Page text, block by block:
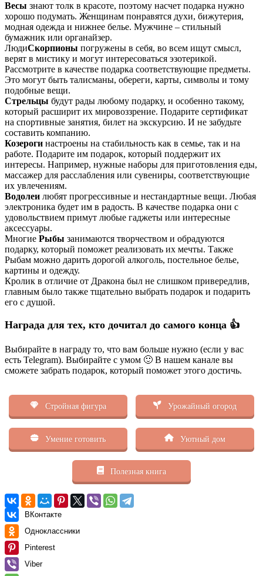
Весы знают толк в красоте, поэтому насчет подарка нужно
хорошо подумать. Женщинам понравятся духи, бижутерия,
модная одежда и нижнее белье. Мужчине – стильный
бумажник или органайзер.
ЛюдиСкорпионы погружены в себя, во всем ищут смысл,
верят в мистику и могут интересоваться эзотерикой.
Рассмотрите в качестве подарка соответствующие предметы.
Это могут быть талисманы, обереги, карты, символы и тому
подобные вещи.
Стрельцы будут рады любому подарку, и особенно такому,
который расширит их мировоззрение. Подарите сертификат
на спортивные занятия, билет на экскурсию. И не забудьте
составить компанию.
Козероги настроены на стабильность как в семье, так и на
работе. Подарите им подарок, который поддержит их
интересы. Например, нужные наборы для приготовления еды,
массажер для расслабления или сувениры, соответствующие
их увлечениям.
Водолеи любят прогрессивные и нестандартные вещи. Любая
электроника будет им в радость. В качестве подарка они с
удовольствием примут любые гаджеты или интересные
аксессуары.
Многие Рыбы занимаются творчеством и обрадуются
подарку, который поможет реализовать их мечты. Также
Рыбам можно дарить дорогой алкоголь, постельное белье,
картины и одежду.
Кролик в отличие от Дракона был не слишком привередлив,
главным было также тщательно выбрать подарок и подарить
его с душой.
Награда для тех, кто дочитал до самого конца 👍
Выбирайте в награду то, что вам больше нужно (если у вас
есть Telegram). Выбирайте с умом 🙂 В нашем канале вы
сможете забрать подарок, который поможет этого достичь.
Стройная фигура Урожайный огород
Умение готовить Уютный дом
Полезная книга
ВКонтакте
Одноклассники
Pinterest
Viber